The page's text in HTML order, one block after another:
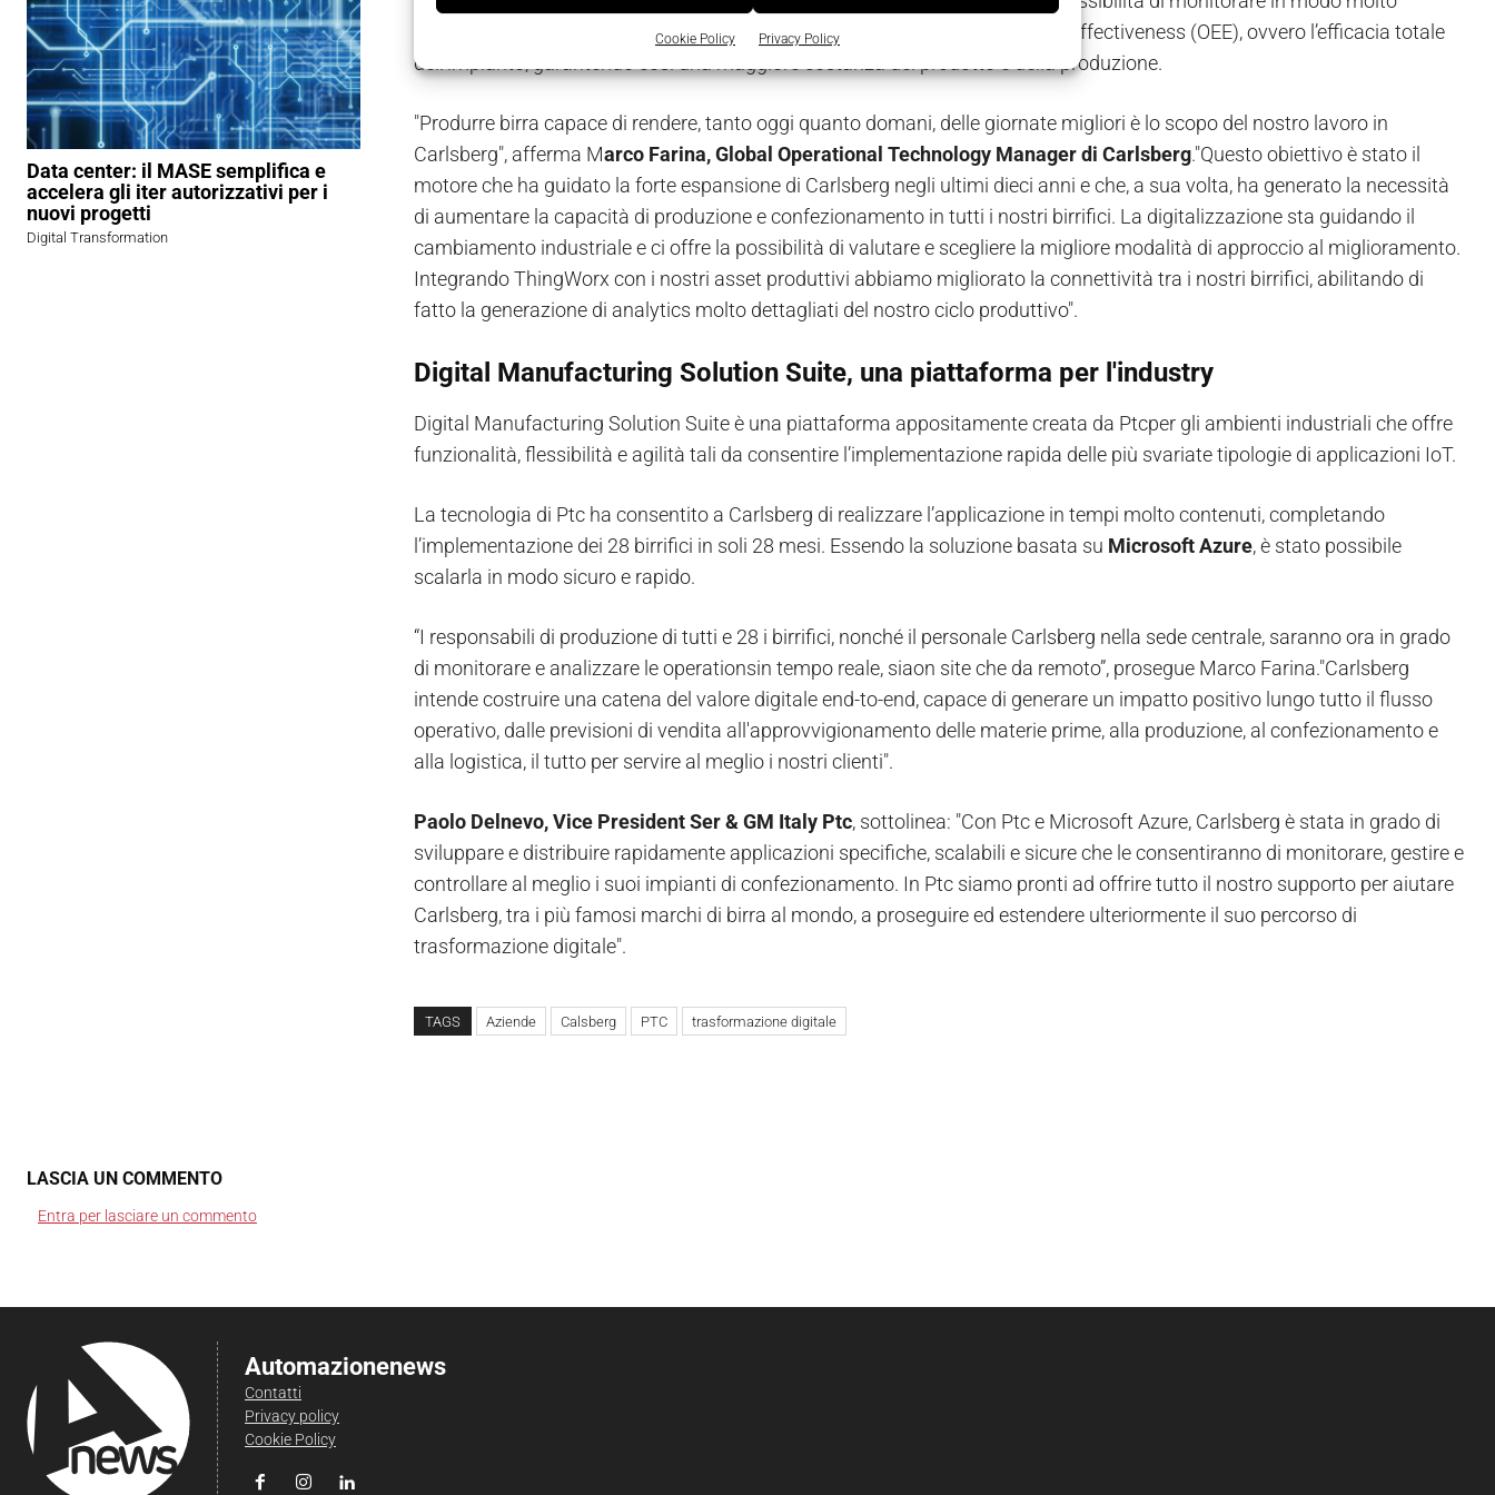
Cookie Policy Privacy Policy
Data center: il MASE semplifica e
accelera gli iter autorizzativi per i
nuovi progetti
Digital Transformation
accurato gli impianti più critici di fine linea e di misurare l'Overall Equipment Effectiveness (OEE), ovvero l’efficacia totale
dell’impianto, garantendo così una maggiore costanza del prodotto e della produzione.
"Produrre birra capace di rendere, tanto oggi quanto domani, delle giornate migliori è lo scopo del nostro lavoro in
Carlsberg", afferma Marco Farina, Global Operational Technology Manager di Carlsberg."Questo obiettivo è stato il
motore che ha guidato la forte espansione di Carlsberg negli ultimi dieci anni e che, a sua volta, ha generato la necessità
di aumentare la capacità di produzione e confezionamento in tutti i nostri birrifici. La digitalizzazione sta guidando il
cambiamento industriale e ci offre la possibilità di valutare e scegliere la migliore modalità di approccio al miglioramento.
Integrando ThingWorx con i nostri asset produttivi abbiamo migliorato la connettività tra i nostri birrifici, abilitando di
fatto la generazione di analytics molto dettagliati del nostro ciclo produttivo".
Digital Manufacturing Solution Suite, una piattaforma per l'industry
Digital Manufacturing Solution Suite è una piattaforma appositamente creata da Ptcper gli ambienti industriali che offre
funzionalità, flessibilità e agilità tali da consentire l’implementazione rapida delle più svariate tipologie di applicazioni IoT.
La tecnologia di Ptc ha consentito a Carlsberg di realizzare l’applicazione in tempi molto contenuti, completando
l’implementazione dei 28 birrifici in soli 28 mesi. Essendo la soluzione basata su Microsoft Azure, è stato possibile
scalarla in modo sicuro e rapido.
“I responsabili di produzione di tutti e 28 i birrifici, nonché il personale Carlsberg nella sede centrale, saranno ora in grado
di monitorare e analizzare le operationsin tempo reale, siaon site che da remoto”, prosegue Marco Farina."Carlsberg
intende costruire una catena del valore digitale end-to-end, capace di generare un impatto positivo lungo tutto il flusso
operativo, dalle previsioni di vendita all'approvvigionamento delle materie prime, alla produzione, al confezionamento e
alla logistica, il tutto per servire al meglio i nostri clienti".
Paolo Delnevo, Vice President Ser & GM Italy Ptc, sottolinea: "Con Ptc e Microsoft Azure, Carlsberg è stata in grado di
sviluppare e distribuire rapidamente applicazioni specifiche, scalabili e sicure che le consentiranno di monitorare, gestire e
controllare al meglio i suoi impianti di confezionamento. In Ptc siamo pronti ad offrire tutto il nostro supporto per aiutare
Carlsberg, tra i più famosi marchi di birra al mondo, a proseguire ed estendere ulteriormente il suo percorso di
trasformazione digitale".
TAGS Aziende Calsberg PTC trasformazione digitale
LASCIA UN COMMENTO
Entra per lasciare un commento
Automazionenews
Contatti
Privacy policy
Cookie Policy